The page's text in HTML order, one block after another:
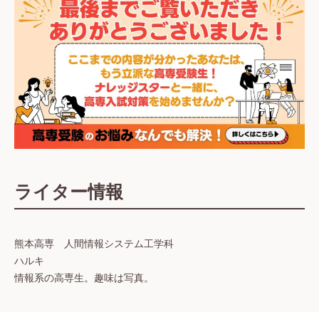
ライター情報
熊本高専 人間情報システム工学科
ハルキ
情報系の高専生。趣味は写真。